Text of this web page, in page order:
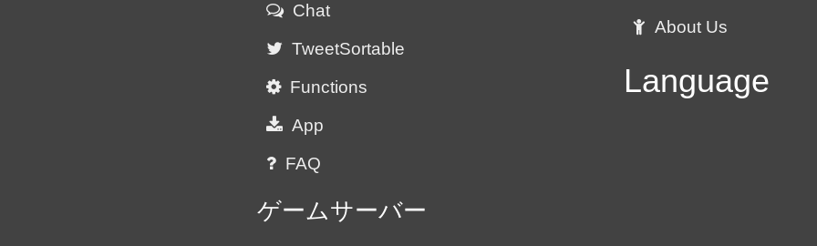
Chat
TweetSortable
Functions
App
FAQ
ゲームサーバー
About Us
Language